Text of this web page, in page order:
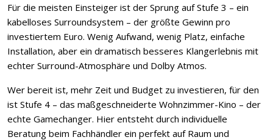
Für die meisten Einsteiger ist der Sprung auf Stufe 3 – ein
kabelloses Surroundsystem – der größte Gewinn pro
investiertem Euro. Wenig Aufwand, wenig Platz, einfache
Installation, aber ein dramatisch besseres Klangerlebnis mit
echter Surround-Atmosphäre und Dolby Atmos.
Wer bereit ist, mehr Zeit und Budget zu investieren, für den
ist Stufe 4 – das maßgeschneiderte Wohnzimmer-Kino – der
echte Gamechanger. Hier entsteht durch individuelle
Beratung beim Fachhändler ein perfekt auf Raum und